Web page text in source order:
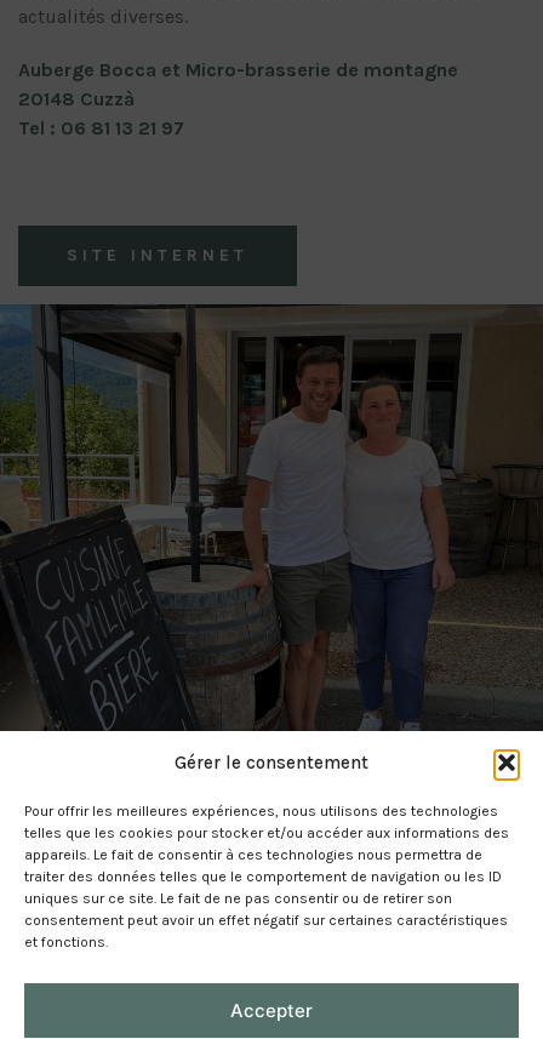
Gérer le consentement
Pour offrir les meilleures expériences, nous utilisons des technologies
telles que les cookies pour stocker et/ou accéder aux informations des
appareils. Le fait de consentir à ces technologies nous permettra de
traiter des données telles que le comportement de navigation ou les ID
uniques sur ce site. Le fait de ne pas consentir ou de retirer son
consentement peut avoir un effet négatif sur certaines caractéristiques
et fonctions.
Accepter
actualités diverses.
Auberge Bocca et Micro-brasserie de montagne
20148 Cuzzà
Tel : 06 81 13 21 97
SITE INTERNET
Gestion de vos données